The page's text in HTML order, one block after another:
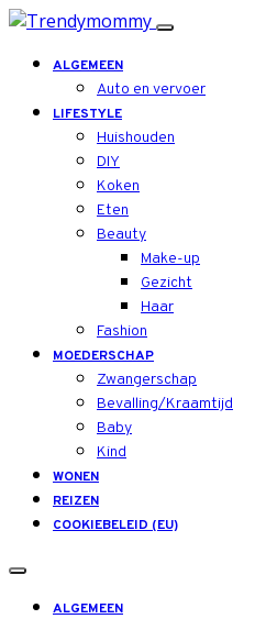
ALGEMEEN
Auto en vervoer
LIFESTYLE
Huishouden
DIY
Koken
Eten
Beauty
Make-up
Gezicht
Haar
Fashion
MOEDERSCHAP
Zwangerschap
Bevalling/Kraamtijd
Baby
Kind
WONEN
REIZEN
COOKIEBELEID (EU)
ALGEMEEN